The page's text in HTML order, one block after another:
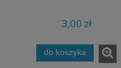
3,00 zł
do koszyka